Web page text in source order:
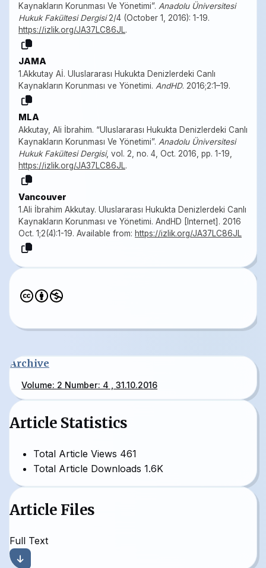
Kaynakların Korunması Ve Yönetimi”. Anadolu Üniversitesi
Hukuk Fakültesi Dergisi2/4 (October 1, 2016): 1-19.
https://izlik.org/JA37LC86JL.
JAMA
1.Akkutay Aİ. Uluslararası Hukukta Denizlerdeki Canlı
Kaynakların Korunması ve Yönetimi. AndHD. 2016;2:1–19.
MLA
Akkutay, Ali İbrahim. “Uluslararası Hukukta Denizlerdeki Canlı
Kaynakların Korunması Ve Yönetimi”. Anadolu Üniversitesi
Hukuk Fakültesi Dergisi, vol. 2, no. 4, Oct. 2016, pp. 1-19,
https://izlik.org/JA37LC86JL.
Vancouver
1.Ali İbrahim Akkutay. Uluslararası Hukukta Denizlerdeki Canlı
Kaynakların Korunması ve Yönetimi. AndHD [Internet]. 2016
Oct. 1;2(4):1-19. Available from: https://izlik.org/JA37LC86JL
Archive
Volume: 2 Number: 4 , 31.10.2016
Article Statistics
Total Article Views 461
Total Article Downloads 1.6K
Article Files
Full Text